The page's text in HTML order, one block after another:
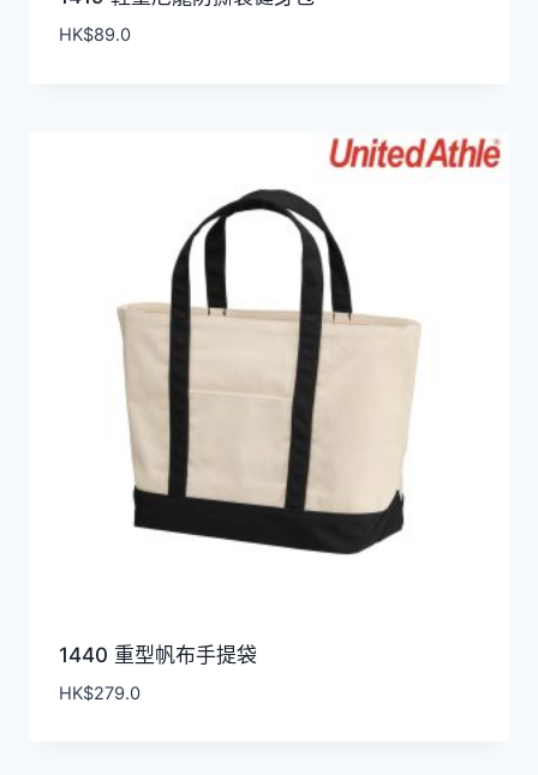
HK$89.0
1440 重型帆布手提袋
HK$279.0